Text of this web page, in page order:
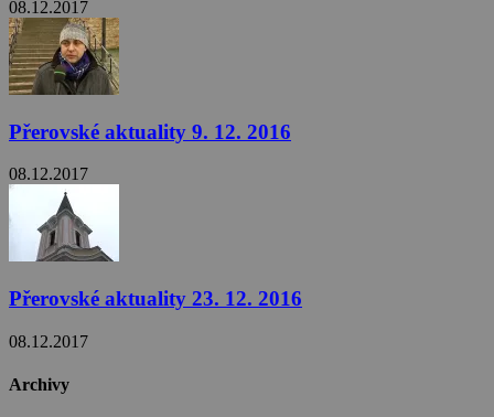
08.12.2017
Přerovské aktuality 9. 12. 2016
08.12.2017
Přerovské aktuality 23. 12. 2016
08.12.2017
Archivy